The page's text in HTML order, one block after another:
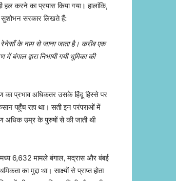
हल करने का प्रयास किया गया। हालांकि,
सुशोभन सरकार लिखते हैं:
के नाम से जाना जाता है। करीब एक
द्वारा निभायी गयी भूमिका की
का प्रभाव अधिकतर उसके हिंदू हिस्से पर
पहुँच रहा था। सती इन परंपराओं में
अधिक उम्र के पुरुषों से की जाती थी
6,632 मामले बंगाल, मद्रास और बंबई
का मुद्दा था। साक्ष्यों से प्राप्त होता